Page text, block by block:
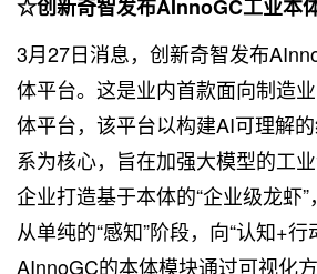
☆创新奇智发布AInnoGC工业本
3月27日消息，创新奇智发布
体平台。这是业内首款面向制造
体平台，该平台以构建AI可理解
系为核心，旨在加强大模型的工
企业打造基于本体的“企业级龙虾
从单纯的“感知”阶段，向“认知+行
AInnoGC的本体模块通过可视化